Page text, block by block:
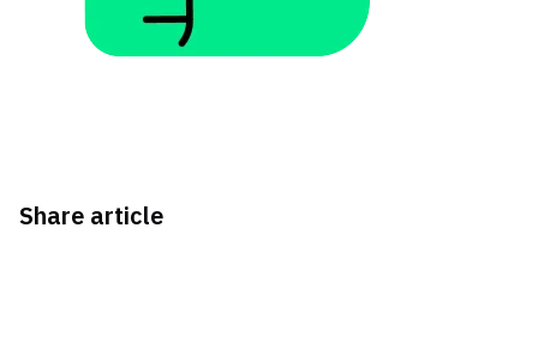
Share article